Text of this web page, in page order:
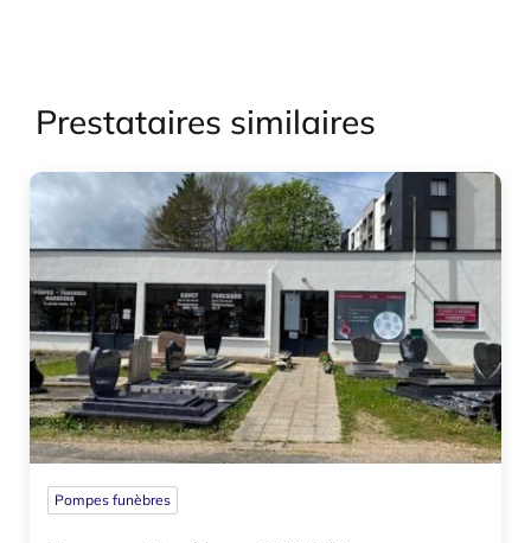
Prestataires similaires
Pompes funèbres